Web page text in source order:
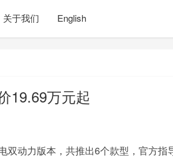
关于我们 English
19.69万元起
双动力版本，共推出6个款型，官方指